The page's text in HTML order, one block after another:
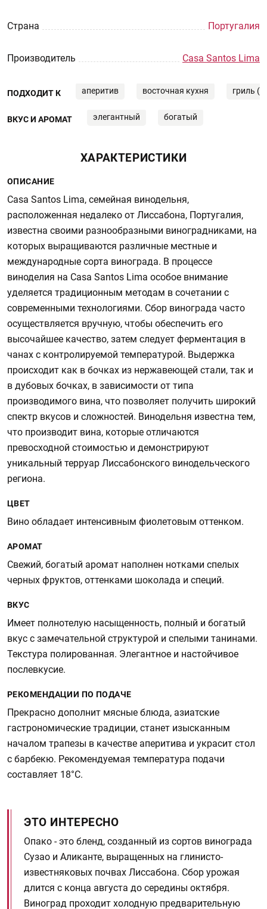
Страна Португалия
Производитель Casa Santos Lima
ПОДХОДИТ К аперитив восточная кухня гриль
ВКУС И АРОМАТ элегантный богатый
ХАРАКТЕРИСТИКИ
ОПИСАНИЕ
Casa Santos Lima, семейная винодельня,
расположенная недалеко от Лиссабона, Португалия,
известна своими разнообразными виноградниками, на
которых выращиваются различные местные и
международные сорта винограда. В процессе
виноделия на Casa Santos Lima особое внимание
уделяется традиционным методам в сочетании с
современными технологиями. Сбор винограда часто
осуществляется вручную, чтобы обеспечить его
высочайшее качество, затем следует ферментация в
чанах с контролируемой температурой. Выдержка
происходит как в бочках из нержавеющей стали, так и
в дубовых бочках, в зависимости от типа
производимого вина, что позволяет получить широкий
спектр вкусов и сложностей. Винодельня известна тем,
что производит вина, которые отличаются
превосходной стоимостью и демонстрируют
уникальный терруар Лиссабонского винодельческого
региона.
ЦВЕТ
Вино обладает интенсивным фиолетовым оттенком.
АРОМАТ
Свежий, богатый аромат наполнен нотками спелых
черных фруктов, оттенками шоколада и специй.
ВКУС
Имеет полнотелую насыщенность, полный и богатый
вкус с замечательной структурой и спелыми танинами.
Текстура полированная. Элегантное и настойчивое
послевкусие.
РЕКОМЕНДАЦИИ ПО ПОДАЧЕ
Прекрасно дополнит мясные блюда, азиатские
гастрономические традиции, станет изысканным
началом трапезы в качестве аперитива и украсит стол
с барбекю. Рекомендуемая температура подачи
составляет 18°C.
ЭТО ИНТЕРЕСНО
Опако - это бленд, созданный из сортов винограда
Сузао и Аликанте, выращенных на глинисто-
известняковых почвах Лиссабона. Сбор урожая
длится с конца августа до середины октября.
Виноград проходит холодную предварительную